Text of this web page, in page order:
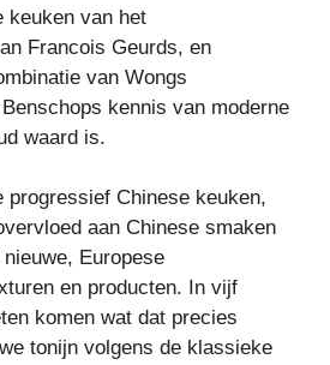
keuken van het
Francois Geurds, en
van Wongs
kennis van moderne
waard is.
progressief Chinese keuken,
aan Chinese smaken
Europese
en producten. In vijf
komen wat dat precies
tonijn volgens de klassieke